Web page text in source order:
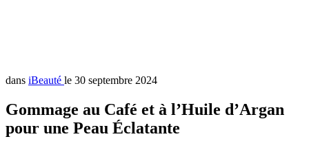
dans iBeauté le 30 septembre 2024
Gommage au Café et à l’Huile d’Argan
pour une Peau Éclatante